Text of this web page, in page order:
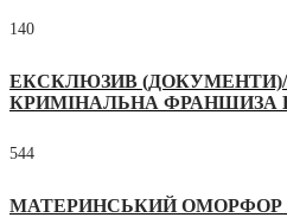
140
ЕКСКЛЮЗИВ (ДОКУМЕНТИ)/
КРИМІНАЛЬНА ФРАНШИЗА
544
МАТЕРИНСЬКИЙ ОМОРФОР